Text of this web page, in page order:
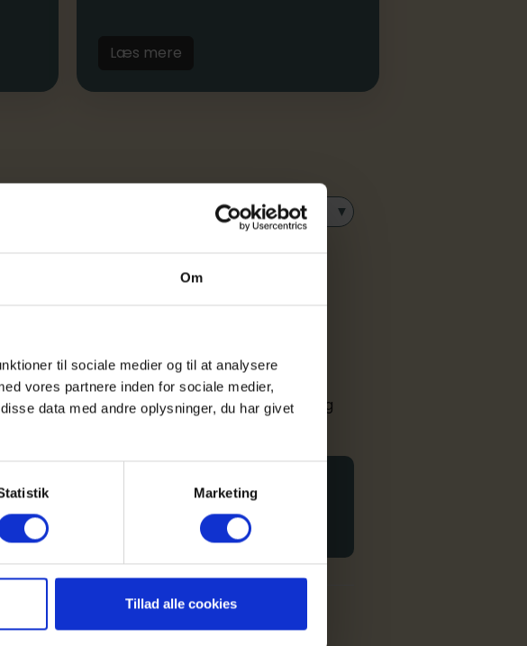
Om
til sociale medier og til at analysere
vores partnere inden for sociale medier,
data med andre oplysninger, du har givet
Marketing
Tillad alle cookies
Læs mere
Aktivitetstype
konference: AI i udbud og
– Fra anskaffelse til
vi sættes fokus på AI i indkøb- og udbud.
indlæg, konkrete cases og praktiske
du indsigt i både de strategiske, juridiske og
Trinity Hotel og konferencecenter, Fredericia
| Leverandører | | Offentlige ordregivere |
Rådgivere |
2027